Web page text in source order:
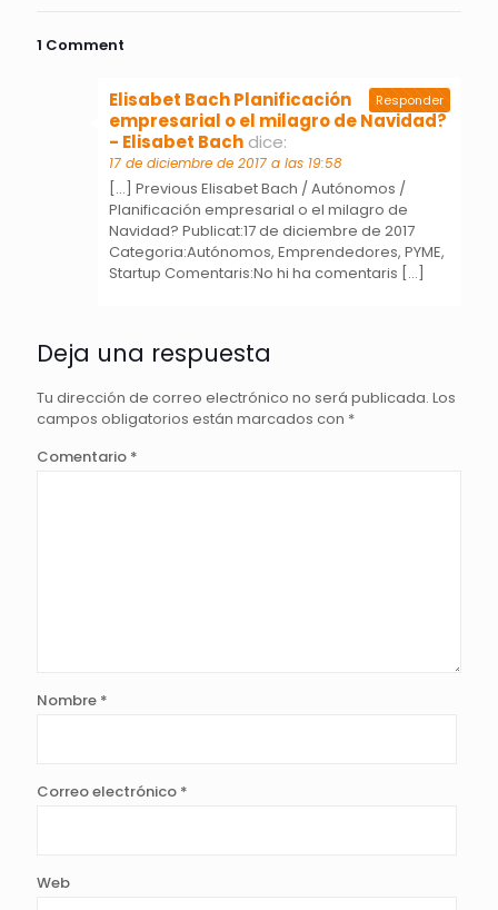
1 Comment
Elisabet Bach Planificación
empresarial o el milagro de Navidad?
- Elisabet Bach dice:
17 de diciembre de 2017 a las 19:58
[…] Previous Elisabet Bach / Autónomos /
Planificación empresarial o el milagro de
Navidad? Publicat:17 de diciembre de 2017
Categoria:Autónomos, Emprendedores, PYME,
Startup Comentaris:No hi ha comentaris […]
Responder
Deja una respuesta
Tu dirección de correo electrónico no será publicada. Los
campos obligatorios están marcados con *
Comentario *
Nombre *
Correo electrónico *
Web